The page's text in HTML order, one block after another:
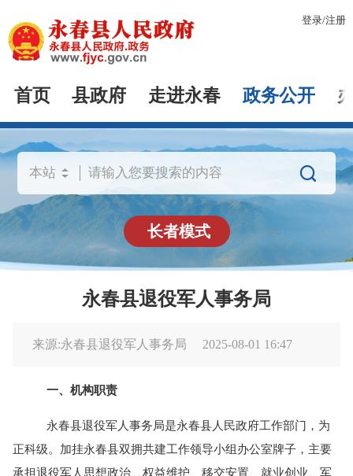
登录/注册
首页 县政府 走进永春 政务公开

长者模式
永春县退役军人事务局
来源:永春县退役军人事务局 2025-08-01 16:47
一、机构职责
永春县退役军人事务局是永春县人民政府工作部门，为
正科级。加挂永春县双拥共建工作领导小组办公室牌子，主要
承担退役军人思想政治、权益维护、移交安置、就业创业、军